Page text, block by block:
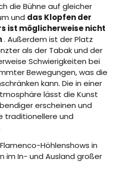
die Bühne auf gleicher
und das Klopfen der
ist möglicherweise nicht
. Außerdem ist der Platz
als der Tabak und der
Schwierigkeiten bei
Bewegungen, was die
kann. Die in einer
lässt die Kunst
erscheinen und
traditionellere und
Höhlenshows in
im In- und Ausland großer